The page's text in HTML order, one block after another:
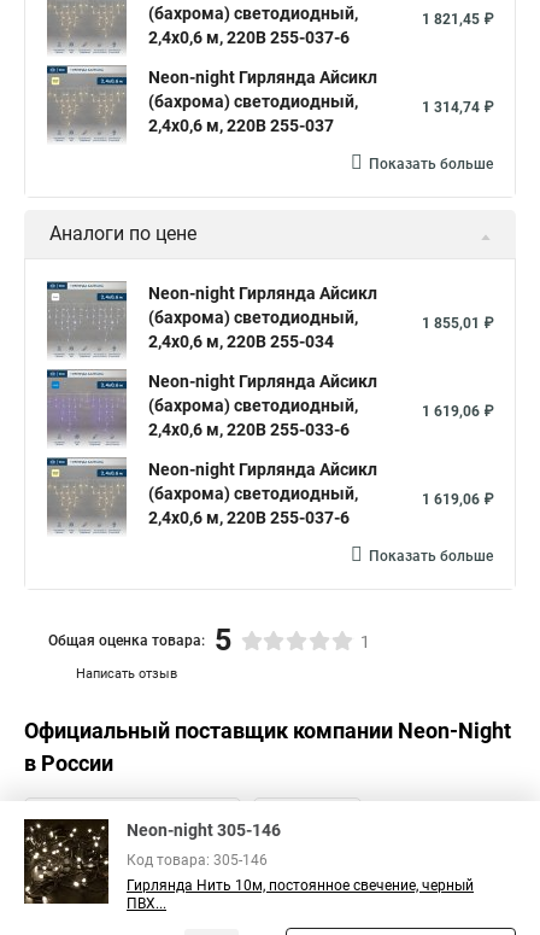
(бахрома) светодиодный,
2,4х0,6 м, 220В 255-037-6
1 821,45 ₽
Neon-night Гирлянда Айсикл
(бахрома) светодиодный,
2,4х0,6 м, 220В 255-037
1 314,74 ₽
Показать больше
Аналоги по цене
Neon-night Гирлянда Айсикл
(бахрома) светодиодный,
2,4х0,6 м, 220В 255-034
1 855,01 ₽
Neon-night Гирлянда Айсикл
(бахрома) светодиодный,
2,4х0,6 м, 220В 255-033-6
1 619,06 ₽
Neon-night Гирлянда Айсикл
(бахрома) светодиодный,
2,4х0,6 м, 220В 255-037-6
1 619,06 ₽
Показать больше
Написать отзыв
Общая оценка товара: 5 1
Официальный поставщик компании Neon-Night
в России
Neon-night 305-146
Код товара: 305-146
Гирлянда Нить 10м, постоянное свечение, черный
ПВХ...